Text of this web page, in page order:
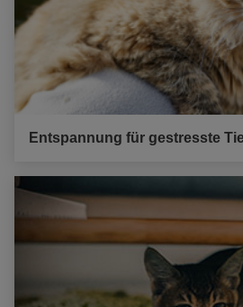
Entspannung für gestresste